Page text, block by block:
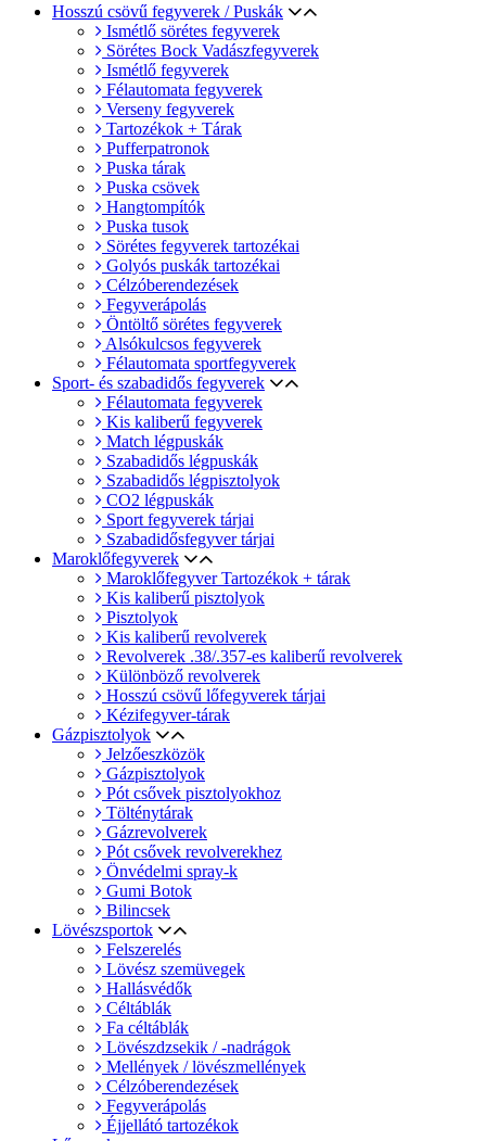
Hosszú csövű fegyverek / Puskák
Ismétlő sörétes fegyverek
Sörétes Bock Vadászfegyverek
Ismétlő fegyverek
Félautomata fegyverek
Verseny fegyverek
Tartozékok + Tárak
Pufferpatronok
Puska tárak
Puska csövek
Hangtompítók
Puska tusok
Sörétes fegyverek tartozékai
Golyós puskák tartozékai
Célzóberendezések
Fegyverápolás
Öntöltő sörétes fegyverek
Alsókulcsos fegyverek
Félautomata sportfegyverek
Sport- és szabadidős fegyverek
Félautomata fegyverek
Kis kaliberű fegyverek
Match légpuskák
Szabadidős légpuskák
Szabadidős légpisztolyok
CO2 légpuskák
Sport fegyverek tárjai
Szabadidősfegyver tárjai
Maroklőfegyverek
Maroklőfegyver Tartozékok + tárak
Kis kaliberű pisztolyok
Pisztolyok
Kis kaliberű revolverek
Revolverek .38/.357-es kaliberű revolverek
Különböző revolverek
Hosszú csövű lőfegyverek tárjai
Kézifegyver-tárak
Gázpisztolyok
Jelzőeszközök
Gázpisztolyok
Pót csővek pisztolyokhoz
Tölténytárak
Gázrevolverek
Pót csővek revolverekhez
Önvédelmi spray-k
Gumi Botok
Bilincsek
Lövészsportok
Felszerelés
Lövész szemüvegek
Hallásvédők
Céltáblák
Fa céltáblák
Lövészdzsekik / -nadrágok
Mellények / lövészmellények
Célzóberendezések
Fegyverápolás
Éjjellátó tartozékok